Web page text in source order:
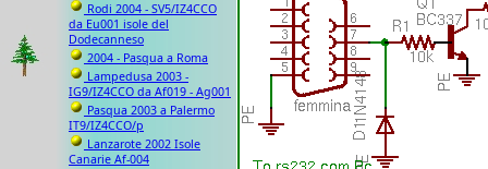
Rodi 2004 - SV5/IZ4CCO
da Eu001 isole del
Dodecanneso
2004 - Pasqua a Roma
Lampedusa 2003 -
IG9/IZ4CCO da Af019 - Ag001
Pasqua 2003 a Palermo
IT9/IZ4CCO/p
Lanzarote 2002 Isole
Canarie Af-004